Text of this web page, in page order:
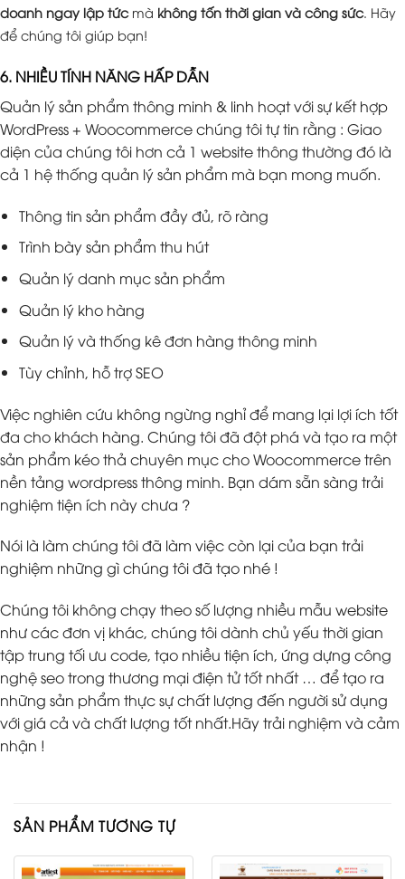
doanh ngay lập tứcmà không tốn thời gian và công sức. Hãy
để chúng tôi giúp bạn!
6. NHIỀU TÍNH NĂNG HẤP DẪN
Quản lý sản phẩm thông minh & linh hoạt với sự kết hợp
WordPress + Woocommerce chúng tôi tự tin rằng : Giao
diện của chúng tôi hơn cả 1 website thông thường đó là
cả 1 hệ thống quản lý sản phẩm mà bạn mong muốn.
Thông tin sản phẩm đầy đủ, rõ ràng
Trình bày sản phẩm thu hút
Quản lý danh mục sản phẩm
Quản lý kho hàng
Quản lý và thống kê đơn hàng thông minh
Tùy chỉnh, hỗ trợ SEO
Việc nghiên cứu không ngừng nghỉ để mang lại lợi ích tốt
đa cho khách hàng. Chúng tôi đã đột phá và tạo ra một
sản phẩm kéo thả chuyên mục cho Woocommerce trên
nền tảng wordpress thông minh. Bạn dám sẵn sàng trải
nghiệm tiện ích này chưa ?
Nói là làm chúng tôi đã làm việc còn lại của bạn trải
nghiệm những gì chúng tôi đã tạo nhé !
Chúng tôi không chạy theo số lượng nhiều mẫu website
như các đơn vị khác, chúng tôi dành chủ yếu thời gian
tập trung tối ưu code, tạo nhiều tiện ích, ứng dựng công
nghệ seo trong thương mại điện tử tốt nhất … để tạo ra
những sản phẩm thực sự chất lượng đến người sử dụng
với giá cả và chất lượng tốt nhất.Hãy trải nghiệm và cảm
nhận !
SẢN PHẨM TƯƠNG TỰ